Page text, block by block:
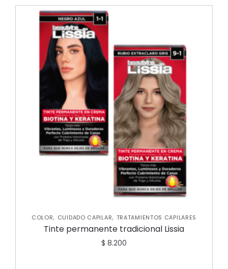
COLOR, CUIDADO CAPILAR, TRATAMIENTOS CAPILARES
Tinte permanente tradicional Lissia
$ 8.200